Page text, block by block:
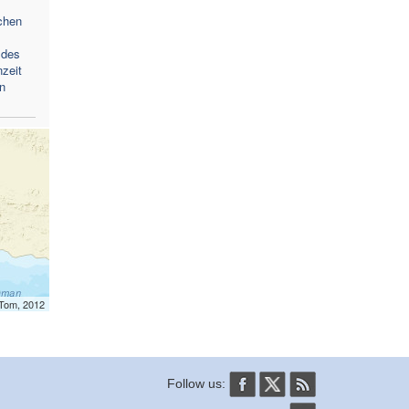
2012
Follow us: